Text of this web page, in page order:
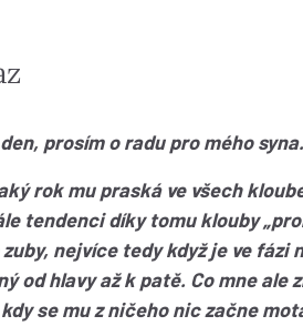
prosím o radu pro mého syna.
rok mu praská ve všech
tendenci díky tomu klouby
nejvíce tedy když je ve
od hlavy až k patě. Co mne
se mu z ničeho nic začne